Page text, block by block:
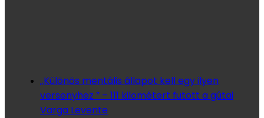
„Különös mentális állapot kell egy ilyen
versenyhez ” – 111 kilométert futott a gútai
Varga Levente